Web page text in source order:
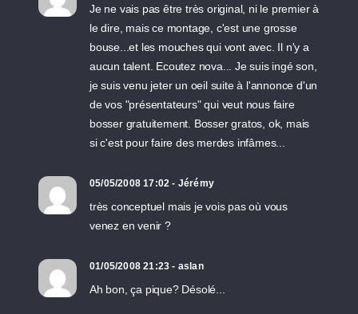
Je ne vais pas être très original, ni le premier à
le dire, mais ce montage, c'est une grosse
bouse...et les mouches qui vont avec. Il n'y a
aucun talent. Ecoutez nova... Je suis ingé son,
je suis venu jeter un oeil suite à l'annonce d'un
de vos "présentateurs" qui veut nous faire
bosser gratuitement. Bosser gratos, ok, mais
si c'est pour faire des merdes infâmes...
05/05/2008 17:02 - Jérémy
très conceptuel mais je vois pas où vous
venez en venir ?
01/05/2008 21:23 - aslan
Ah bon, ça pique? Désolé...